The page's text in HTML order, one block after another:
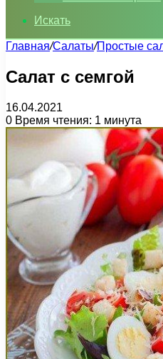
Искать
Главная/Салаты/Простые
Салат с семгой
16.04.2021
0 Время чтения: 1 минута